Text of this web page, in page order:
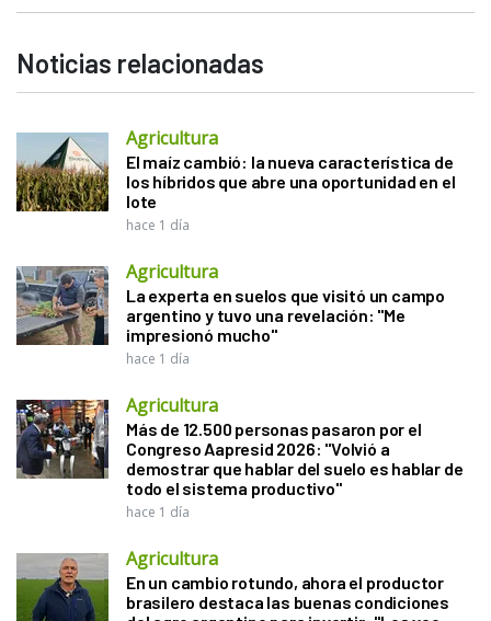
Noticias relacionadas
Agricultura
El maíz cambió: la nueva característica de
los híbridos que abre una oportunidad en el
lote
hace 1 día
Agricultura
La experta en suelos que visitó un campo
argentino y tuvo una revelación: "Me
impresionó mucho"
hace 1 día
Agricultura
Más de 12.500 personas pasaron por el
Congreso Aapresid 2026: "Volvió a
demostrar que hablar del suelo es hablar de
todo el sistema productivo"
hace 1 día
Agricultura
En un cambio rotundo, ahora el productor
brasilero destaca las buenas condiciones